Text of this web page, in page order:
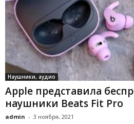
Наушники, аудио
Apple представила
наушники Beats Fit Pro
admin - 3 ноября, 2021